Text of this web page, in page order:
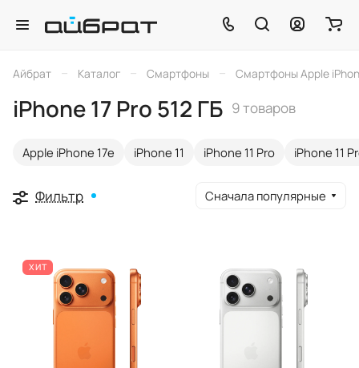
Айбрат – Каталог – Смартфоны – Смартфоны Apple
iPhone 17 Pro 512 ГБ 9 товаров
Apple iPhone 17e iPhone 11 iPhone 11 Pro iPhone 11
Фильтр Сначала популярные
ХИТ